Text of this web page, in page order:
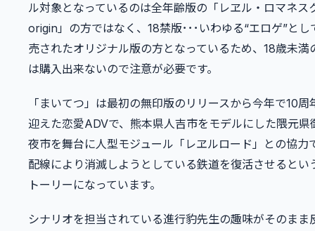
ル対象となっているのは全年齢版の「レヱル・ロマネス
origin」の方ではなく、18禁版･･･いわゆる“エロゲ”とし
売されたオリジナル版の方となっているため、18歳未満
は購入出来ないので注意が必要です。
「まいてつ」は最初の無印版のリリースから今年で10周
迎えた恋愛ADVで、熊本県人吉市をモデルにした隈元県
夜市を舞台に人型モジュール「レヱルロード」との協力
配線により消滅しようとしている鉄道を復活させるとい
トーリーになっています。
シナリオを担当されている進行豹先生の趣味がそのまま